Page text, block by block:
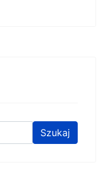
Szukaj